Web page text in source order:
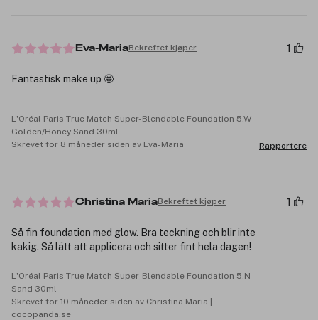
Eva-MariaBekreftet kjøper 1
Fantastisk make up 🤩
L'Oréal Paris True Match Super-Blendable Foundation 5.W
Golden/Honey Sand 30ml
Skrevet for 8 måneder siden av Eva-Maria
Rapportere
Christina MariaBekreftet kjøper 1
Så fin foundation med glow. Bra teckning och blir inte
kakig. Så lätt att applicera och sitter fint hela dagen!
L'Oréal Paris True Match Super-Blendable Foundation 5.N
Sand 30ml
Skrevet for 10 måneder siden av Christina Maria |
cocopanda.se